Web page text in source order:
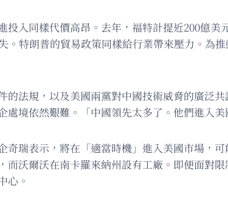
投入同樣代價高昂。去年，福特計提近200億
。特朗普的貿易政策同樣給行業帶來壓力。為
的法規，以及美國兩黨對中國技術威脅的廣泛
處境依然艱難。「中國領先太多了。他們進入美
奇瑞表示，將在「適當時機」進入美國市場，
而沃爾沃在南卡羅來納州設有工廠。即便面對
心。